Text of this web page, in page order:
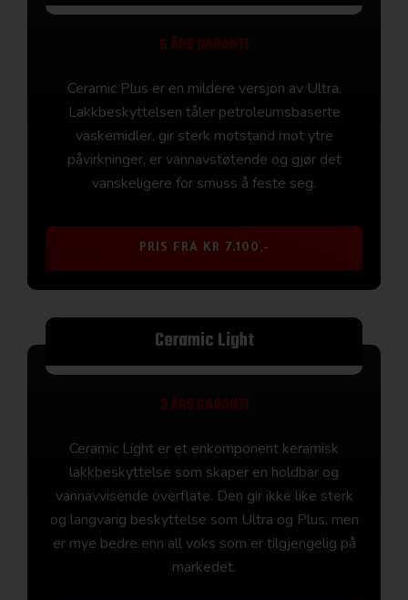
6 ÅRS GARANTI
Ceramic Plus er en mildere versjon av Ultra.
Lakkbeskyttelsen tåler petroleumsbaserte
vaskemidler, gir sterk motstand mot ytre
påvirkninger, er vannavstøtende og gjør det
vanskeligere for smuss å feste seg.
PRIS FRA KR 7.100,-
Ceramic Light
3 ÅRS GARANTI
Ceramic Light er et enkomponent keramisk
lakkbeskyttelse som skaper en holdbar og
vannavvisende overflate. Den gir ikke like sterk
og langvarig beskyttelse som Ultra og Plus, men
er mye bedre enn all voks som er tilgjengelig på
markedet.